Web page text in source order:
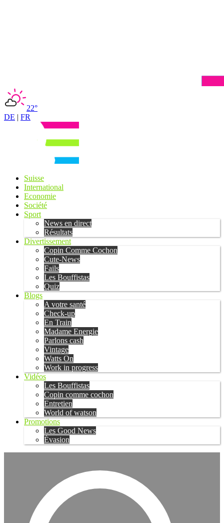
22°
DE | FR
Suisse
International
Economie
Société
Sport
News en direct
Résultats
Divertissement
Copin Comme Cochon
Cute-News
Fails
Les Bouffistas
Quiz
Blogs
A votre santé
Check-up
En Train
Madame Energie
Parlons cash
Vintage
Watts On
Work in progress
Vidéos
Les Bouffistas
Copin comme cochon
Entretien
World of watson
Promotions
Les Good News
Évasion